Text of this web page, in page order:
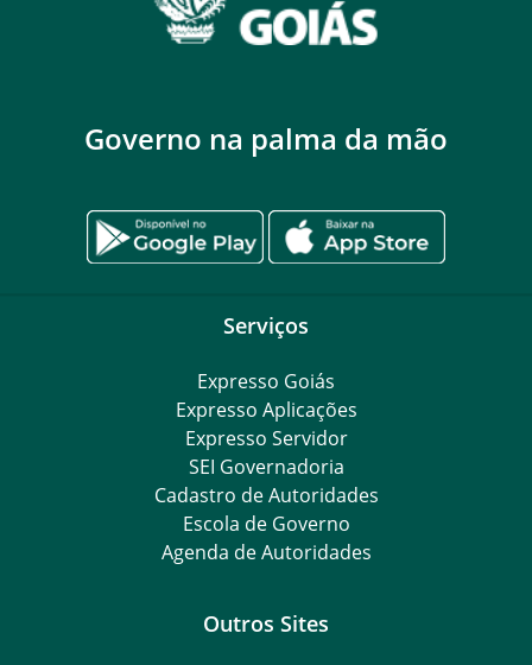
Governo na palma da mão
Serviços
Expresso Goiás
Expresso Aplicações
Expresso Servidor
SEI Governadoria
Cadastro de Autoridades
Escola de Governo
Agenda de Autoridades
Outros Sites